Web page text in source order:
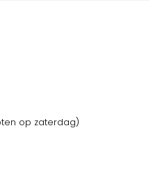
op zaterdag)